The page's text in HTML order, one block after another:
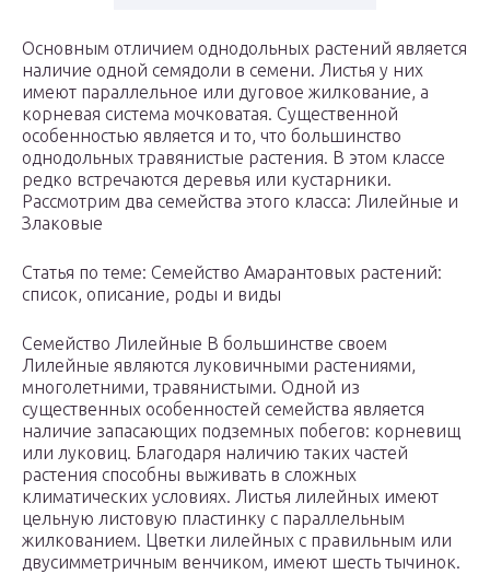
Основным отличием однодольных растений является
наличие одной семядоли в семени. Листья у них
имеют параллельное или дуговое жилкование, а
корневая система мочковатая. Существенной
особенностью является и то, что большинство
однодольных травянистые растения. В этом классе
редко встречаются деревья или кустарники.
Рассмотрим два семейства этого класса: Лилейные и
Злаковые
Статья по теме: Семейство Амарантовых растений:
список, описание, роды и виды
Семейство Лилейные В большинстве своем
Лилейные являются луковичными растениями,
многолетними, травянистыми. Одной из
существенных особенностей семейства является
наличие запасающих подземных побегов: корневищ
или луковиц. Благодаря наличию таких частей
растения способны выживать в сложных
климатических условиях. Листья лилейных имеют
цельную листовую пластинку с параллельным
жилкованием. Цветки лилейных с правильным или
двусимметричным венчиком, имеют шесть тычинок.